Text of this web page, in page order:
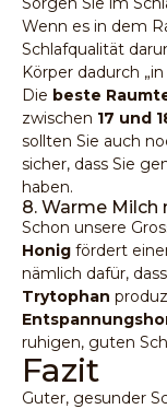
Wenn es in dem
Schlafqualität
Körper dadurch
Die beste
zwischen 17 und
sollten Sie auch
sicher, dass Sie
haben.
8. Warme Milch
Schon unsere
Honig fördert
nämlich dafür,
Trytophan
ruhigen, guten
Fazit
Guter, gesunder